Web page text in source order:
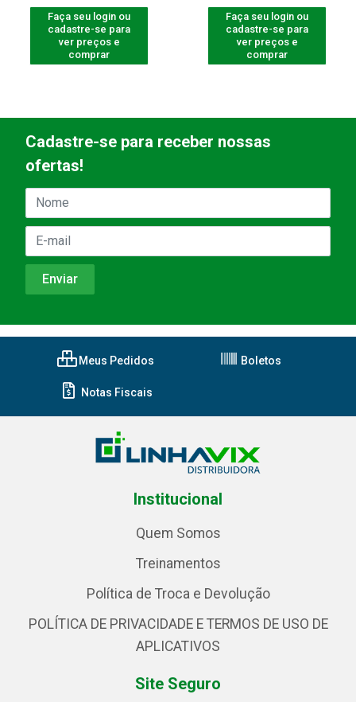
Faça seu login ou
cadastre-se para
ver preços e
comprar
Faça seu login ou
cadastre-se para
ver preços e
comprar
Cadastre-se para receber nossas
ofertas!
Meus Pedidos Boletos
Notas Fiscais
Institucional
Quem Somos
Treinamentos
Política de Troca e Devolução
POLÍTICA DE PRIVACIDADE E TERMOS DE USO DE
APLICATIVOS
Site Seguro